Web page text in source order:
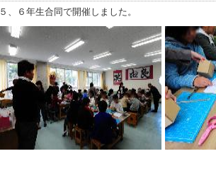
５、６年生合同で開催しました。